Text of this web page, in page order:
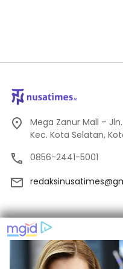
Mega Zanur Mall –
Kec. Kota Selatan,
0856-2441-5001